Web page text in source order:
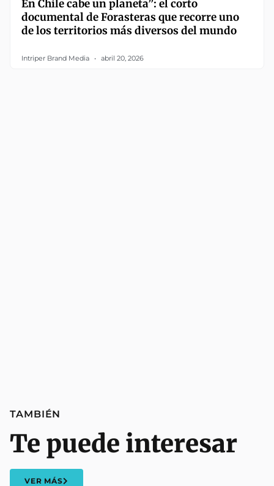
En Chile cabe un planeta”: el corto
documental de Forasteras que recorre uno
de los territorios más diversos del mundo
Intriper Brand Media abril 20, 2026
TAMBIÉN
Te puede interesar
VER MÁS